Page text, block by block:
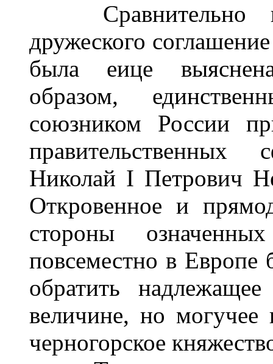
Сравнительно
дружеского
была еице
образом,
союзником России
правительственных
Николай I Петрович
Откровенное и
стороны
повсеместно в Европе
обратить
величине, но
черногорское